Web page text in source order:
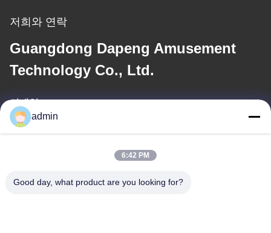
저희와 연락
Guangdong Dapeng Amusement
Technology Co., Ltd.
이메일
admin
6:42 PM
Good day, what product are you looking for?